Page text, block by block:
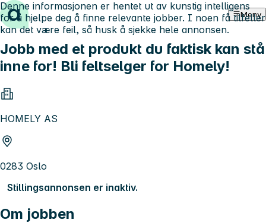
Hopp til innhold Meny
Jobb med et produkt du faktisk kan stå
inne for! Bli feltselger for Homely!
HOMELY AS
0283 Oslo
Stillingsannonsen er inaktiv.
Om jobben
Denne informasjonen er hentet ut av kunstig intelligens
for å hjelpe deg å finne relevante jobber. I noen få tilfeller
kan det være feil, så husk å sjekke hele annonsen.